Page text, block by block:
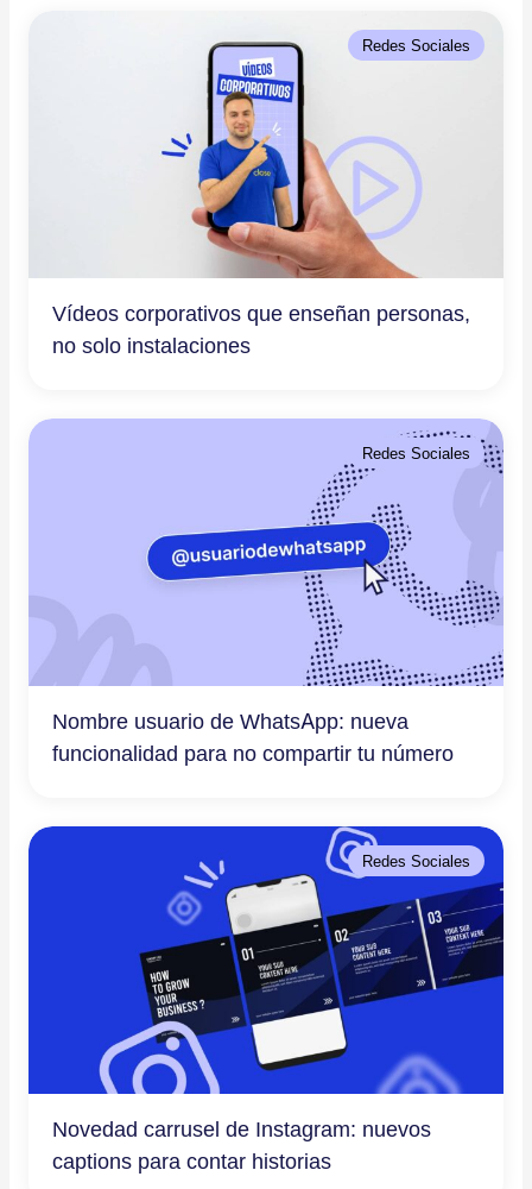
Redes Sociales
Vídeos corporativos que enseñan personas,
no solo instalaciones
Redes Sociales
Nombre usuario de WhatsApp: nueva
funcionalidad para no compartir tu número
Redes Sociales
Novedad carrusel de Instagram: nuevos
captions para contar historias